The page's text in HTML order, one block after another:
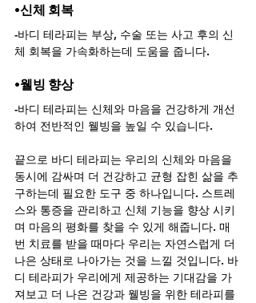
•신체 회복
-바디 테라피는 부상, 수술 또는 사고 후의 신
체 회복을 가속화하는데 도움을 줍니다.
•웰빙 향상
-바디 테라피는 신체와 마음을 건강하게 개선
하여 전반적인 웰빙을 높일 수 있습니다.
끝으로 바디 테라피는 우리의 신체와 마음을
동시에 감싸며 더 건강하고 균형 잡힌 삶을 추
구하는데 필요한 도구 중 하나입니다. 스트레
스와 통증을 관리하고 신체 기능을 향상 시키
며 마음의 평화를 찾을 수 있게 해줍니다. 매
번 치료를 받을 때마다 우리는 자연스럽게 더
나은 상태로 나아가는 것을 느낄 것입니다. 바
디 테라피가 우리에게 제공하는 기대감을 가
져보고 더 나은 건강과 웰빙을 위한 테라피를